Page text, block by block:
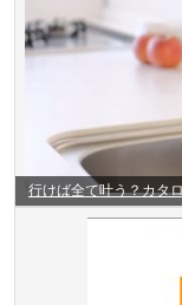
行けば全て叶う？カタ